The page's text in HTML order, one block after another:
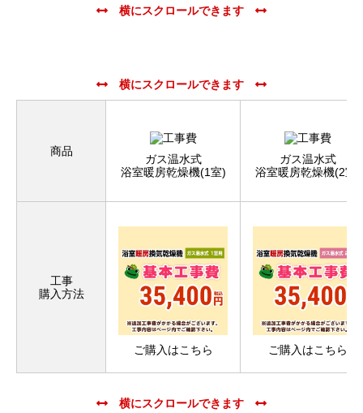
商品
ガス温水式
浴室暖房乾燥機(1室)
ガス温水式
浴室暖房乾燥機(2室)
工事
購入方法
ご購入はこちら ご購入はこちら